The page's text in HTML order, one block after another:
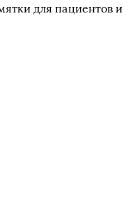
для пациентов и